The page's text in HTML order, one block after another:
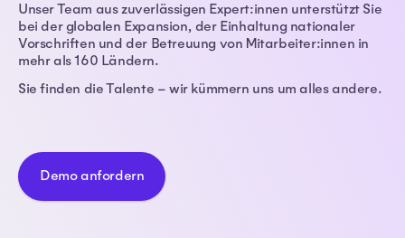
Unser Team aus zuverlässigen Expert:innen unterstützt Sie
bei der globalen Expansion, der Einhaltung nationaler
Vorschriften und der Betreuung von Mitarbeiter:innen in
mehr als 160 Ländern.
Sie finden die Talente – wir kümmern uns um alles andere.
Demo anfordern